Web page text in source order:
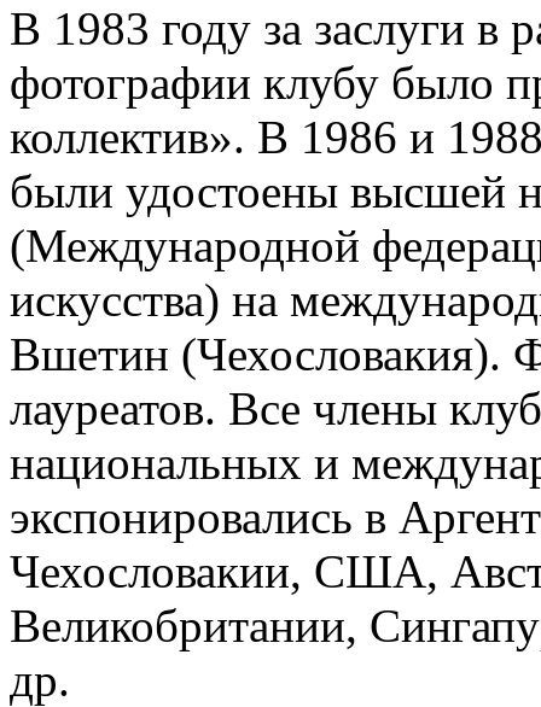
В 1983 году за заслуги в
фотографии клубу было
коллектив». В 1986 и
были удостоены высшей
(Международной
искусства) на
Вшетин (Чехословакия).
лауреатов. Все члены
национальных и
экспонировались в
Чехословакии, США,
Великобритании,
др.